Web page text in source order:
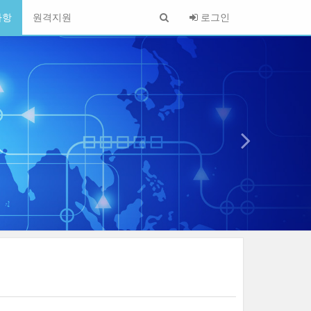
항 원격지원 로그인